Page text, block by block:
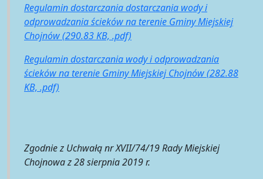
Regulamin dostarczania dostarczania wody i
odprowadzania ścieków na terenie Gminy Miejskiej
Chojnów (290.83 KB, .pdf)
Regulamin dostarczania wody i odprowadzania
ścieków na terenie Gminy Miejskiej Chojnów (282.88
KB, .pdf)
Zgodnie z Uchwałą nr XVII/74/19 Rady Miejskiej
Chojnowa z 28 sierpnia 2019 r.